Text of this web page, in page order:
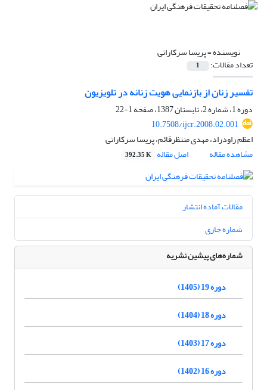
نویسنده =پریسا سرکاراتی
تعداد مقالات: 1
تفسیر زنان از بازنمایی هویت زنانه در تلویزیون
دوره 1، شماره 2، تابستان 1387، صفحه
1-22
10.7508/ijcr.2008.02.001
اعظم راودراد، مهدی منتظرقائم، پریسا سرکاراتی
مشاهده مقاله
اصل مقاله 392.35 K
مقالات آماده انتشار
شماره جاری
شماره‌های پیشین نشریه
دوره 19 (1405)
دوره 18 (1404)
دوره 17 (1403)
دوره 16 (1402)